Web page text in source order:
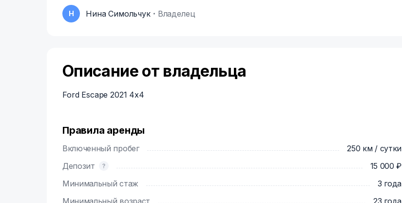
Н Нина Симольчук Владелец
Описание от владельца
Ford Escape 2021 4x4
Правила аренды
Включенный пробег
250 км / сутки
Депозит
15 000 ₽
Минимальный стаж
3 года
Минимальный возраст
23 года